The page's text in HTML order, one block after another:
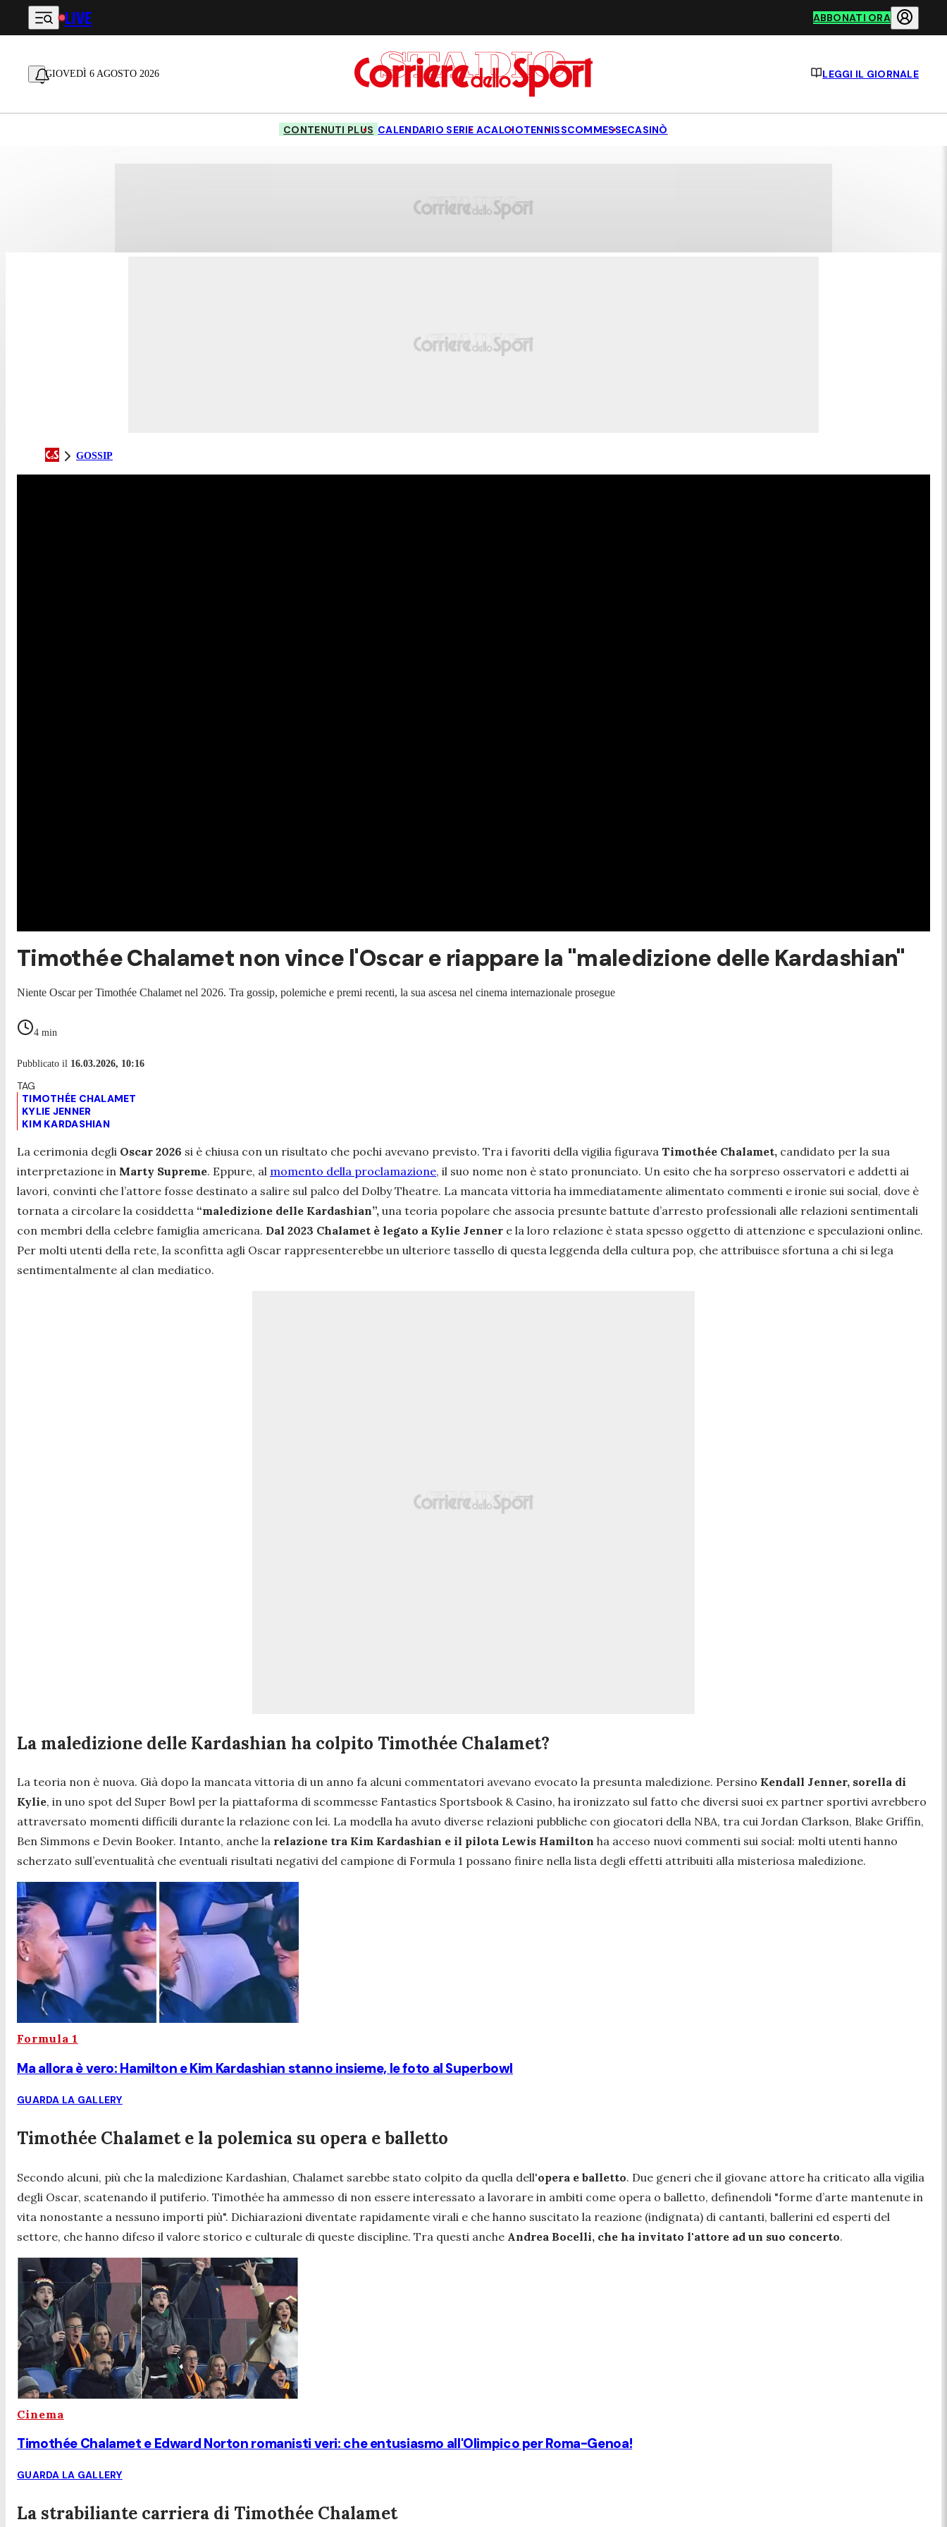
Vai al contenuto principale
LIVE ABBONATI ORA
GIOVEDÌ 6 AGOSTO 2026 LEGGI IL GIORNALE
CONTENUTI PLUS CALENDARIO SERIE ACALCIOTENNISSCOMMESSECASINÒ
GOSSIP
Timothée Chalamet non vince l'Oscar e riappare la "maledizione delle Kardashian"
Niente Oscar per Timothée Chalamet nel 2026. Tra gossip, polemiche e premi recenti, la sua ascesa nel cinema internazionale prosegue
4 min
Pubblicato il 16.03.2026, 10:16
TIMOTHÉE CHALAMET
KYLIE JENNER
KIM KARDASHIAN
La cerimonia degli Oscar 2026 si è chiusa con un risultato che pochi avevano previsto. Tra i favoriti della vigilia figurava Timothée Chalamet, candidato per la sua
interpretazione in Marty Supreme. Eppure, al momento della proclamazione, il suo nome non è stato pronunciato. Un esito che ha sorpreso osservatori e addetti ai
lavori, convinti che l’attore fosse destinato a salire sul palco del Dolby Theatre. La mancata vittoria ha immediatamente alimentato commenti e ironie sui social, dove è
tornata a circolare la cosiddetta “maledizione delle Kardashian”, una teoria popolare che associa presunte battute d’arresto professionali alle relazioni sentimentali
con membri della celebre famiglia americana. Dal 2023 Chalamet è legato a Kylie Jenner e la loro relazione è stata spesso oggetto di attenzione e speculazioni online.
Per molti utenti della rete, la sconfitta agli Oscar rappresenterebbe un ulteriore tassello di questa leggenda della cultura pop, che attribuisce sfortuna a chi si lega
sentimentalmente al clan mediatico.
La maledizione delle Kardashian ha colpito Timothée Chalamet?
La teoria non è nuova. Già dopo la mancata vittoria di un anno fa alcuni commentatori avevano evocato la presunta maledizione. Persino Kendall Jenner, sorella di
Kylie, in uno spot del Super Bowl per la piattaforma di scommesse Fantastics Sportsbook & Casino, ha ironizzato sul fatto che diversi suoi ex partner sportivi avrebbero
attraversato momenti difficili durante la relazione con lei. La modella ha avuto diverse relazioni pubbliche con giocatori della NBA, tra cui Jordan Clarkson, Blake Griffin,
Ben Simmons e Devin Booker. Intanto, anche la relazione tra Kim Kardashian e il pilota Lewis Hamilton ha acceso nuovi commenti sui social: molti utenti hanno
scherzato sull’eventualità che eventuali risultati negativi del campione di Formula 1 possano finire nella lista degli effetti attribuiti alla misteriosa maledizione.
Formula 1
Ma allora è vero: Hamilton e Kim Kardashian stanno insieme, le foto al Superbowl
GUARDA LA GALLERY
Timothée Chalamet e la polemica su opera e balletto
Secondo alcuni, più che la maledizione Kardashian, Chalamet sarebbe stato colpito da quella dell'opera e balletto. Due generi che il giovane attore ha criticato alla vigilia
degli Oscar, scatenando il putiferio. Timothée ha ammesso di non essere interessato a lavorare in ambiti come opera o balletto, definendoli "forme d’arte mantenute in
vita nonostante a nessuno importi più". Dichiarazioni diventate rapidamente virali e che hanno suscitato la reazione (indignata) di cantanti, ballerini ed esperti del
settore, che hanno difeso il valore storico e culturale di queste discipline. Tra questi anche Andrea Bocelli, che ha invitato l'attore ad un suo concerto.
Cinema
Timothée Chalamet e Edward Norton romanisti veri: che entusiasmo all'Olimpico per Roma-Genoa!
GUARDA LA GALLERY
La strabiliante carriera di Timothée Chalamet